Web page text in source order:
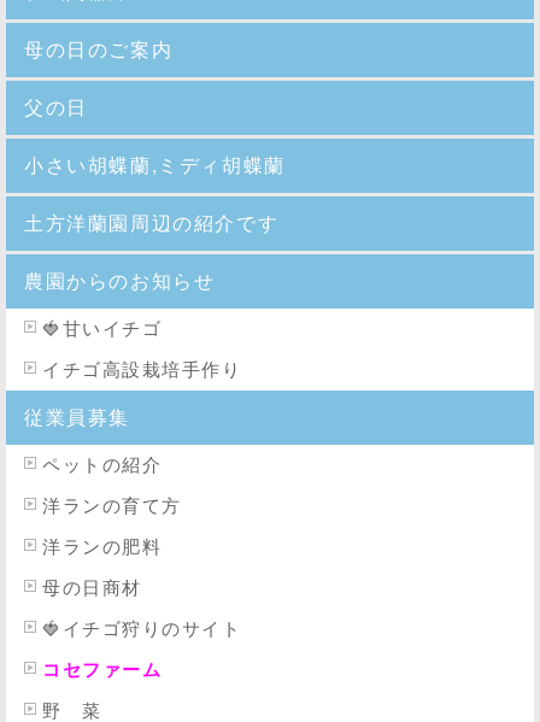
母の日のご案内
父の日
小さい胡蝶蘭,ミディ胡蝶蘭
土方洋蘭園周辺の紹介です
農園からのお知らせ
🍓 甘いイチゴ
イチゴ高設栽培手作り
従業員募集
ペットの紹介
洋ランの育て方
洋ランの肥料
母の日商材
🍓イチゴ狩りのサイト
コセファーム
野 菜